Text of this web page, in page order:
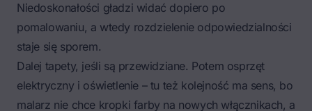
Niedoskonałości gładzi widać dopiero po
pomalowaniu, a wtedy rozdzielenie odpowiedzialności
staje się sporem.
Dalej tapety, jeśli są przewidziane. Potem osprzęt
elektryczny i oświetlenie – tu też kolejność ma sens, bo
malarz nie chce kropki farby na nowych włącznikach, a